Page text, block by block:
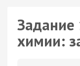
Задание
химии: